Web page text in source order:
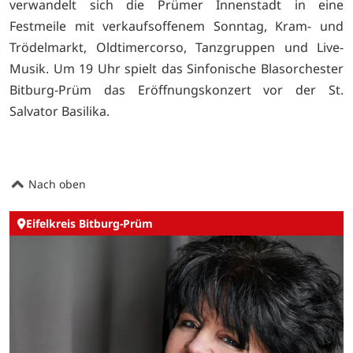
verwandelt sich die Prümer Innenstadt in eine
Festmeile mit verkaufsoffenem Sonntag, Kram- und
Trödelmarkt, Oldtimercorso, Tanzgruppen und Live-
Musik. Um 19 Uhr spielt das Sinfonische Blasorchester
Bitburg-Prüm das Eröffnungskonzert vor der St.
Salvator Basilika.
Nach oben
Eifelkreis Bitburg-Prüm